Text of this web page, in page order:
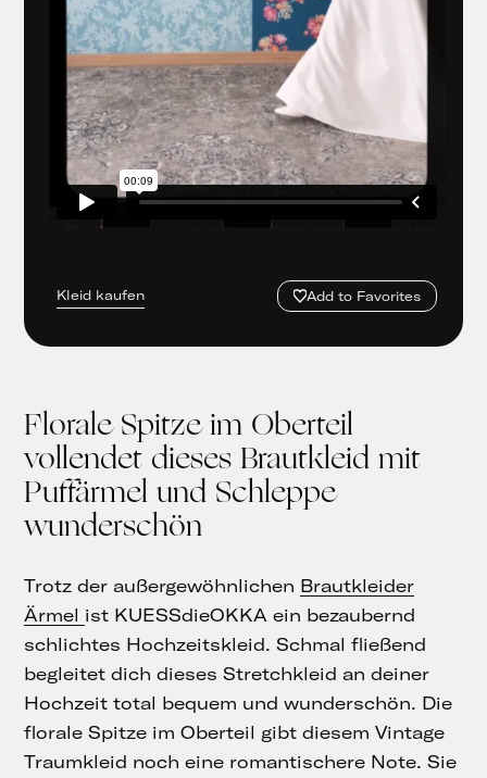
Kleid kaufen Add to Favorites
Florale Spitze im Oberteil
vollendet dieses Brautkleid mit
Puffärmel und Schleppe
wunderschön
Trotz der außergewöhnlichen Brautkleider
Ärmel ist KUESSdieOKKA ein bezaubernd
schlichtes Hochzeitskleid. Schmal fließend
begleitet dich dieses Stretchkleid an deiner
Hochzeit total bequem und wunderschön. Die
florale Spitze im Oberteil gibt diesem Vintage
Traumkleid noch eine romantischere Note. Sie